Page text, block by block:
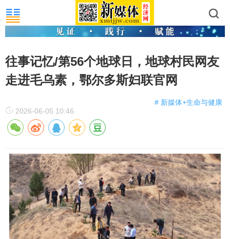
往事记忆/第56个地球日，地球村民网友
走进毛乌素，鄂尔多斯妇联官网
# 新媒体+生命与健康
2026-06-05 10:46